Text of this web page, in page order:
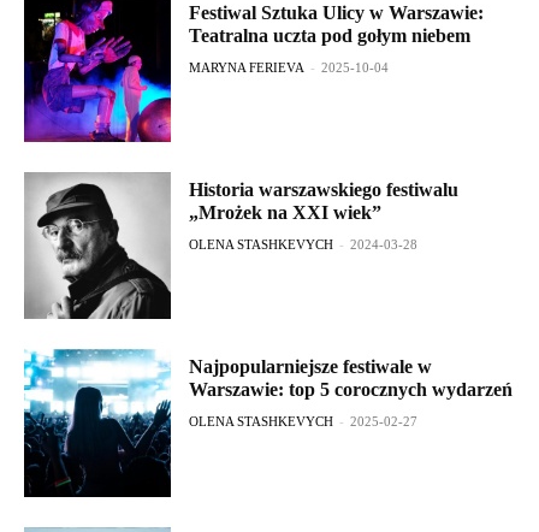
Festiwal Sztuka Ulicy w Warszawie:
Teatralna uczta pod gołym niebem
MARYNA FERIEVA - 2025-10-04
Historia warszawskiego festiwalu
„Mrożek na XXI wiek”
OLENA STASHKEVYCH - 2024-03-28
Najpopularniejsze festiwale w
Warszawie: top 5 corocznych wydarzeń
OLENA STASHKEVYCH - 2025-02-27